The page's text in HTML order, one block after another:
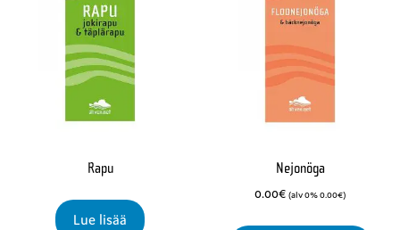
Rapu
Lue lisää
Nejonöga
0.00€ (alv 0%0.00€)